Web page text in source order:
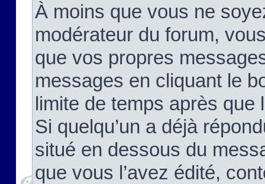
À moins que vous ne
modérateur du forum,
que vos propres
messages en cliquant le
limite de temps après que
Si quelqu’un a déjà
situé en dessous du
que vous l’avez édité,